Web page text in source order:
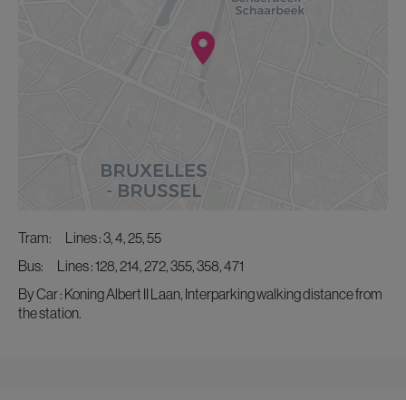
tram:
Lines : 3, 4, 25, 55
bus:
Lines : 128, 214, 272, 355, 358, 471
By Car : Koning Albert II Laan, Interparking walking distance from
the station.